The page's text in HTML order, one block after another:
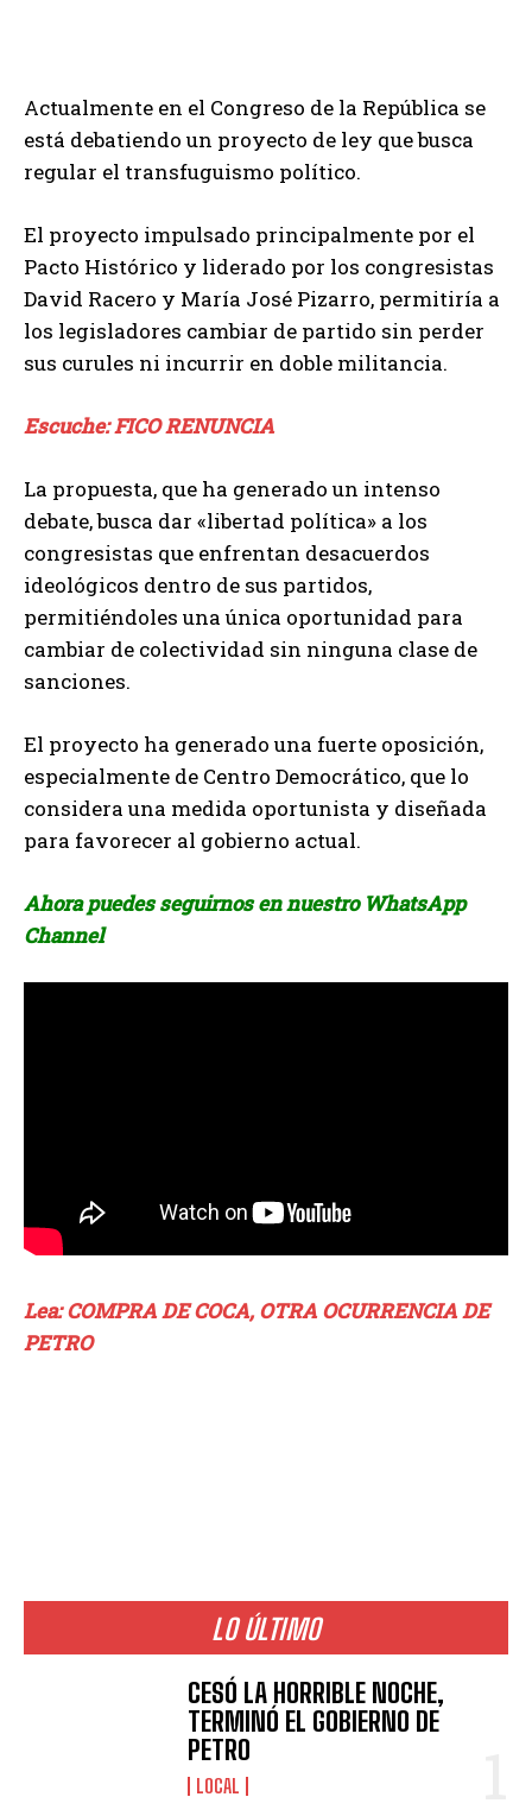
Actualmente en el Congreso de la República se
está debatiendo un proyecto de ley que busca
regular el transfuguismo político.
El proyecto impulsado principalmente por el
Pacto Histórico y liderado por los congresistas
David Racero y María José Pizarro, permitiría a
los legisladores cambiar de partido sin perder
sus curules ni incurrir en doble militancia.
Escuche: FICO RENUNCIA
La propuesta, que ha generado un intenso
debate, busca dar «libertad política» a los
congresistas que enfrentan desacuerdos
ideológicos dentro de sus partidos,
permitiéndoles una única oportunidad para
cambiar de colectividad sin ninguna clase de
sanciones.
El proyecto ha generado una fuerte oposición,
especialmente de Centro Democrático, que lo
considera una medida oportunista y diseñada
para favorecer al gobierno actual.
Ahora puedes seguirnos en nuestro WhatsApp
Channel
Lea: COMPRA DE COCA, OTRA OCURRENCIA DE
PETRO
LO ÚLTIMO
CESÓ LA HORRIBLE NOCHE,
TERMINÓ EL GOBIERNO DE
PETRO
LOCAL